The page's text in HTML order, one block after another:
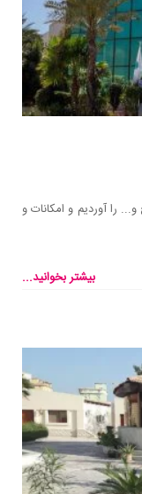
را آوردیم و امکانات و
بیشتر بخوانید...